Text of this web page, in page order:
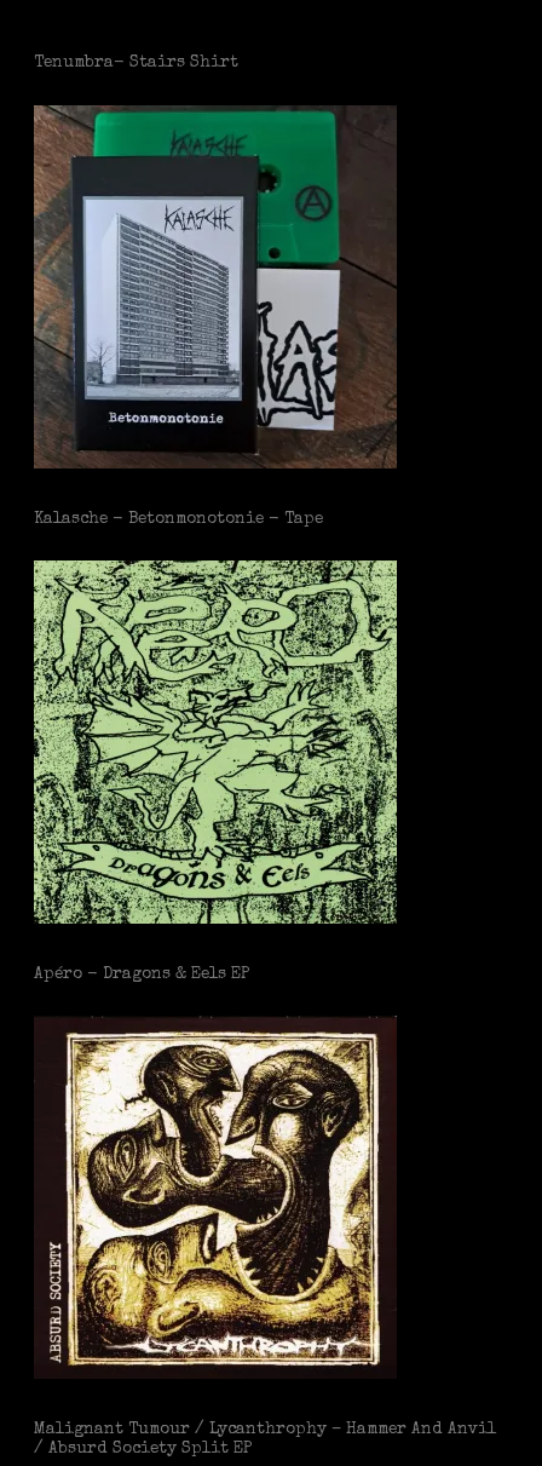
Tenumbra- Stairs Shirt
Kalasche - Betonmonotonie - Tape
Apéro - Dragons & Eels EP
Malignant Tumour / Lycanthrophy – Hammer And Anvil
/ Absurd Society Split EP